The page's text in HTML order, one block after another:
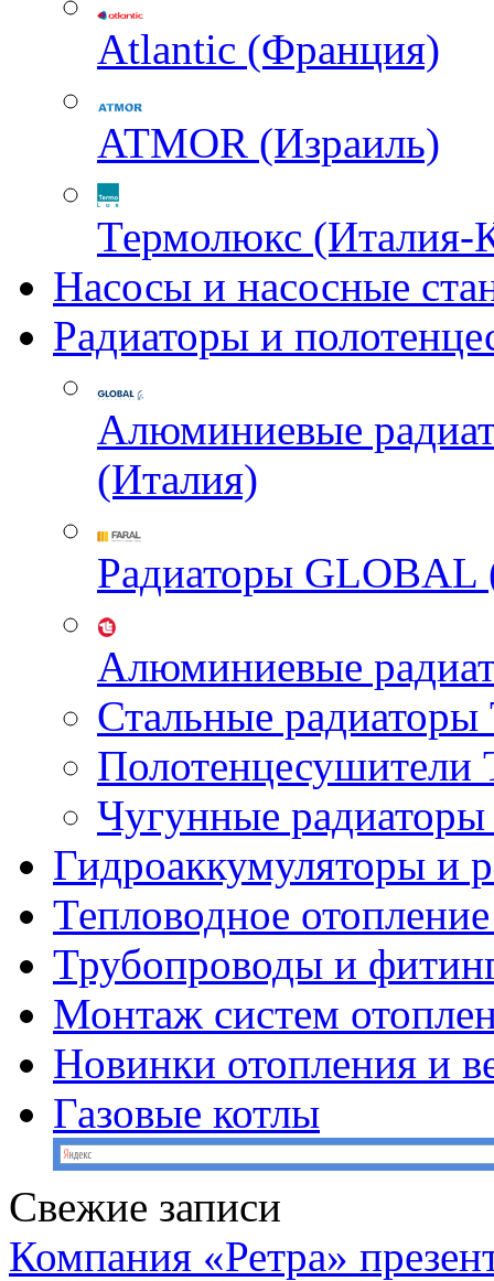
Atlantic (Франция)
ATMOR (Израиль)
Термолюкс (Италия-
Насосы и насосные
Радиаторы и
Алюминиевые
(Италия)
Радиаторы GLOBAL
Алюминиевые
Стальные
Чугунные
Гидроаккумуляторы и
Тепловодное
Трубопроводы и
Монтаж систем
Новинки отопления и
Газовые котлы
Свежие записи
Компания «Ретра»